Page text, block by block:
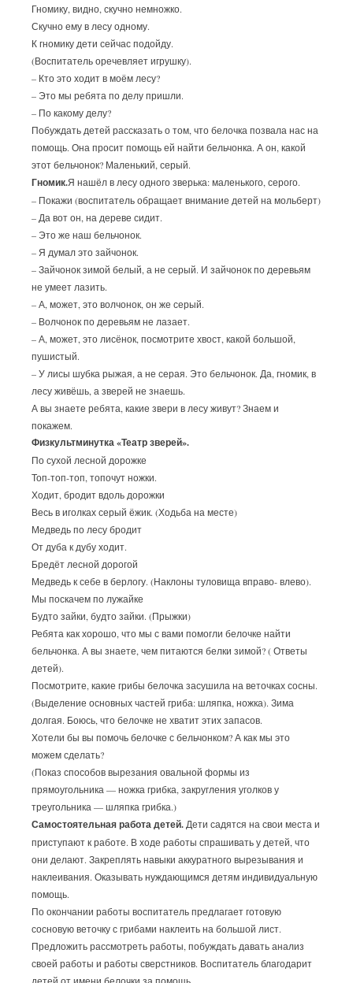
Гномику, видно, скучно немножко.
Скучно ему в лесу одному.
К гномику дети сейчас подойду.
(Воспитатель оречевляет игрушку).
– Кто это ходит в моём лесу?
– Это мы ребята по делу пришли.
– По какому делу?
Побуждать детей рассказать о том, что белочка позвала нас на
помощь. Она просит помощь ей найти бельчонка. А он, какой
этот бельчонок? Маленький, серый.
Гномик.Я нашёл в лесу одного зверька: маленького, серого.
– Покажи (воспитатель обращает внимание детей на мольберт)
– Да вот он, на дереве сидит.
– Это же наш бельчонок.
– Я думал это зайчонок.
– Зайчонок зимой белый, а не серый. И зайчонок по деревьям
не умеет лазить.
– А, может, это волчонок, он же серый.
– Волчонок по деревьям не лазает.
– А, может, это лисёнок, посмотрите хвост, какой большой,
пушистый.
– У лисы шубка рыжая, а не серая. Это бельчонок. Да, гномик, в
лесу живёшь, а зверей не знаешь.
А вы знаете ребята, какие звери в лесу живут? Знаем и
покажем.
Физкультминутка «Театр зверей».
По сухой лесной дорожке
Топ-топ-топ, топочут ножки.
Ходит, бродит вдоль дорожки
Весь в иголках серый ёжик. (Ходьба на месте)
Медведь по лесу бродит
От дуба к дубу ходит.
Бредёт лесной дорогой
Медведь к себе в берлогу. (Наклоны туловища вправо- влево).
Мы поскачем по лужайке
Будто зайки, будто зайки. (Прыжки)
Ребята как хорошо, что мы с вами помогли белочке найти
бельчонка. А вы знаете, чем питаются белки зимой? ( Ответы
детей).
Посмотрите, какие грибы белочка засушила на веточках сосны.
(Выделение основных частей гриба: шляпка, ножка). Зима
долгая. Боюсь, что белочке не хватит этих запасов.
Хотели бы вы помочь белочке с бельчонком? А как мы это
можем сделать?
(Показ способов вырезания овальной формы из
прямоугольника — ножка грибка, закругления уголков у
треугольника — шляпка грибка.)
Самостоятельная работа детей.Дети садятся на свои места и
приступают к работе. В ходе работы спрашивать у детей, что
они делают. Закреплять навыки аккуратного вырезывания и
наклеивания. Оказывать нуждающимся детям индивидуальную
помощь.
По окончании работы воспитатель предлагает готовую
сосновую веточку с грибами наклеить на большой лист.
Предложить рассмотреть работы, побуждать давать анализ
своей работы и работы сверстников. Воспитатель благодарит